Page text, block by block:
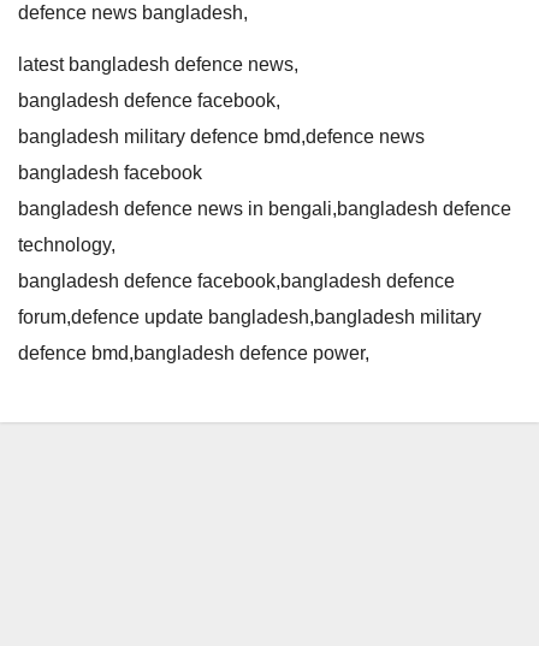
defence news bangladesh,
latest bangladesh defence news,
bangladesh defence facebook,
bangladesh military defence bmd,defence news
bangladesh facebook
bangladesh defence news in bengali,bangladesh defence
technology,
bangladesh defence facebook,bangladesh defence
forum,defence update bangladesh,bangladesh military
defence bmd,bangladesh defence power,